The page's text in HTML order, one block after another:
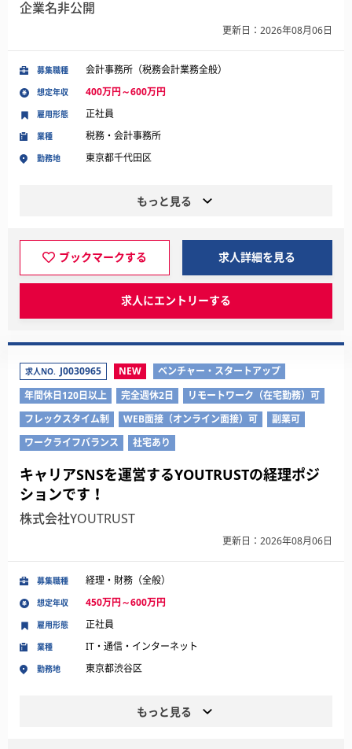
企業名非公開
更新日：2026年08月06日
募集職種 会計事務所（税務会計業務全般）
想定年収 400万円～600万円
業種 税務・会計事務所
勤務地 東京都千代田区
雇用形態 正社員
もっと見る
ブックマークする 求人詳細を見る
求人にエントリーする
求人NO. J0030965 NEW
ベンチャー・スタートアップ
年間休日120日以上
完全週休2日
リモートワーク（在宅勤務）可
フレックスタイム制
WEB面接（オンライン面接）可
副業可
ワークライフバランス
社宅あり
キャリアSNSを運営するYOUTRUSTの経理ポジ
ションです！
株式会社YOUTRUST
更新日：2026年08月06日
募集職種 経理・財務（全般）
想定年収 450万円～600万円
業種 IT・通信・インターネット
勤務地 東京都渋谷区
雇用形態 正社員
もっと見る